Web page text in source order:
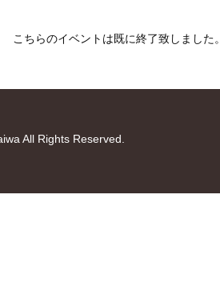
こちらのイベントは既に終了致しました。
All Rights Reserved.